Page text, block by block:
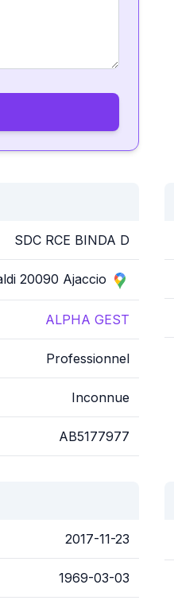
SDC RCE BINDA D
20090 Ajaccio
ALPHA GEST
Professionnel
Inconnue
AB5177977
2017-11-23
1969-03-03